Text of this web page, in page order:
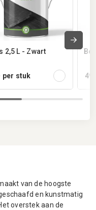
2,5 L - Zwart
per stuk
van de hoogste
en kunstmatig
overstek aan de